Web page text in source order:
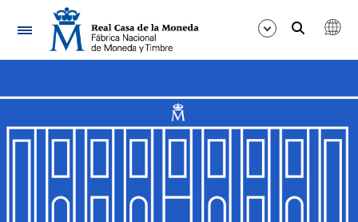
Navegación
Mostrar/Ocultar
Mostrar/Ocultar